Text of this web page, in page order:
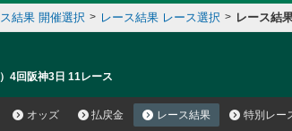
結果 開催選択 > レース結果 レース選択 > レース結
4回阪神3日 11レース
オッズ 払戻金 レース結果 特別レー